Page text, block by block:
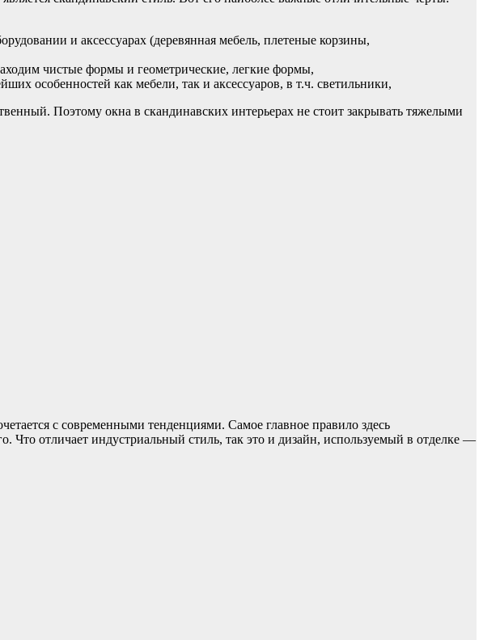
и аксессуарах (деревянная мебель, плетеные корзины,
чистые формы и геометрические, легкие формы,
особенностей как мебели, так и аксессуаров, в т.ч. светильники,
Поэтому окна в скандинавских интерьерах не стоит закрывать тяжелыми
с современными тенденциями. Самое главное правило здесь
Что отличает индустриальный стиль, так это и дизайн, используемый в отделке —